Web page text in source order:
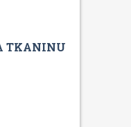
TKANINU